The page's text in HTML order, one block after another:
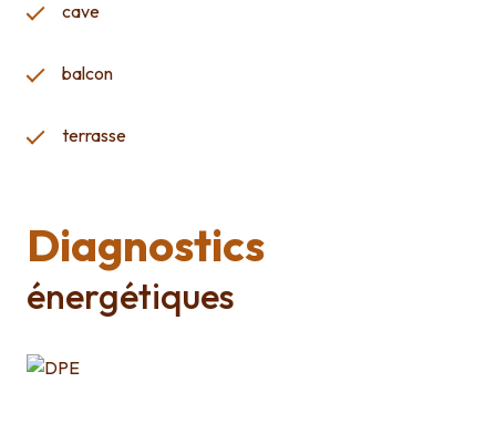
cave
balcon
terrasse
Diagnostics
énergétiques